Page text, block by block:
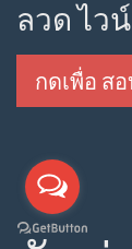
ลวด ไว
กดเพื่อ ส